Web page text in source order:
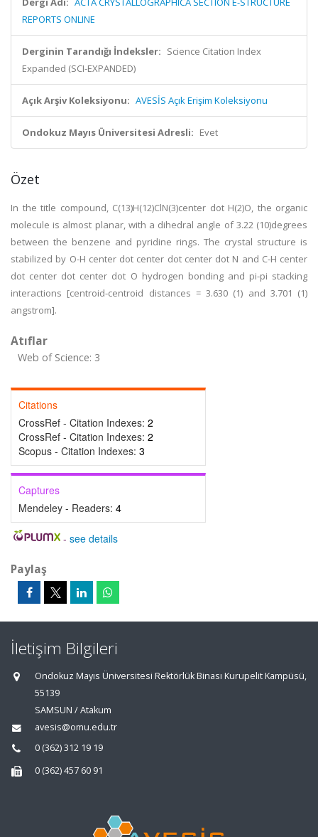
REPORTS ONLINE
Derginin Tarandığı İndeksler: Science Citation Index
Expanded (SCI-EXPANDED)
Açık Arşiv Koleksiyonu: AVESİS Açık Erişim Koleksiyonu
Ondokuz Mayıs Üniversitesi Adresli: Evet
Özet
In the title compound, C(13)H(12)ClN(3)center dot H(2)O, the organic
molecule is almost planar, with a dihedral angle of 3.22 (10)degrees
between the benzene and pyridine rings. The crystal structure is
stabilized by O-H center dot center dot center dot N and C-H center
dot center dot center dot O hydrogen bonding and pi-pi stacking
interactions [centroid-centroid distances = 3.630 (1) and 3.701 (1)
angstrom].
Atıflar
Web of Science: 3
Citations
CrossRef - Citation Indexes: 2
CrossRef - Citation Indexes: 2
Scopus - Citation Indexes: 3
Captures
Mendeley - Readers: 4
- see details
Paylaş
İletişim Bilgileri
Ondokuz Mayıs Üniversitesi Rektörlük Binası Kurupelit Kampüsü,
55139
SAMSUN / Atakum
avesis@omu.edu.tr
0 (362) 312 19 19
0 (362) 457 60 91